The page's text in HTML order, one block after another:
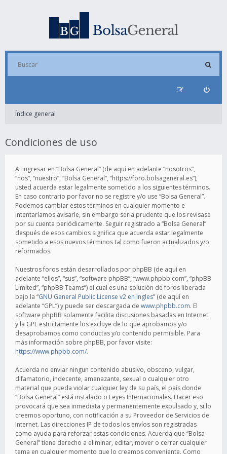
Índice general
Condiciones de uso
Al ingresar en “Bolsa General” (de aquí en adelante “nosotros”,
“nos”, “nuestro”, “Bolsa General”, “https://foro.bolsageneral.es”),
usted acuerda estar legalmente sometido a los siguientes términos.
En caso contrario por favor no se registre y/o use “Bolsa General”.
Podemos cambiar estos términos en cualquier momento e
intentaríamos avisarle, sin embargo sería prudente que los revisase
por su cuenta periódicamente. Seguir registrado a “Bolsa General”
después de esos cambios significa que acuerda estar legalmente
sometido a esos nuevos términos tal como fueron actualizados y/o
reformados.
Nuestros foros están desarrollados por phpBB (de aquí en
adelante “ellos”, “sus”, “software phpBB”, “www.phpbb.com”, “phpBB
Limited”, “phpBB Teams”) el cual es una solución de foros liberada
bajo la “GNU General Public License v2 en Ingles” (de aquí en
adelante “GPL”) y puede ser descargada de www.phpbb.com. El
software phpBB solamente facilita discusiones basadas en Internet
y la GPL estrictamente los excluye de lo que aprobamos y/o
desaprobamos como conductas y/o contenido permisible. Para
más información sobre phpBB, por favor visite:
https://www.phpbb.com/.
Acuerda no enviar ningun contenido abusivo, obsceno, vulgar,
difamatorio, indecente, amenazante, sexual o cualquier otro
material que pueda violar cualquier ley de su país, el país donde
“Bolsa General” está instalado o Leyes Internacionales. Hacer eso
provocará que sea inmediata y permanentemente expulsado y, si lo
creemos oportuno, con notificación a su Proveedor de Servicios de
Internet. Las direcciones IP de todos los envíos son registradas
como ayuda para reforzar estas condiciones. Acuerda que “Bolsa
General” tiene derecho a eliminar, editar, mover o cerrar cualquier
tema en cualquier momento que lo creamos conveniente. Como